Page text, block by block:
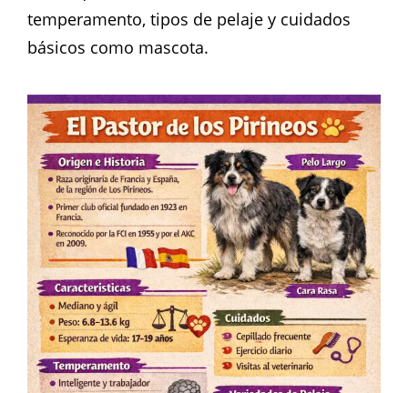
temperamento, tipos de pelaje y cuidados
básicos como mascota.